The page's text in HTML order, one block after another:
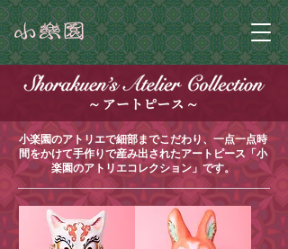
小楽園のアトリエで細部までこだわり、一点一点時
間をかけて手作りで産み出されたアートピース「小
楽園のアトリエコレクション」です。